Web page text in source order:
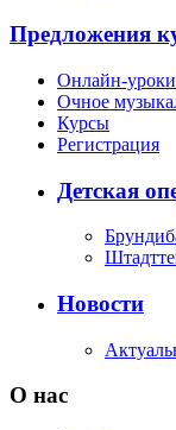
Предложения
Онлайн-
Очное
Курсы
Регистрация
Детская
Новости
О нас